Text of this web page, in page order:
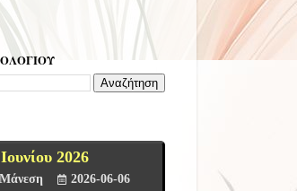
2026
2026-06-06